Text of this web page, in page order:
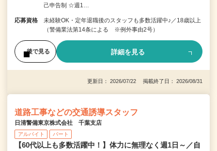
己申告制 ☆週1…
応募資格
未経験OK・定年退職後のスタッフも多数活躍中♪／18歳以上
（警備業法第14条による ※例外事由2号）
後で見る 詳細を見る
更新日： 2026/07/22 掲載終了日： 2026/08/31
道路工事などの交通誘導スタッフ
日清警備東京株式会社 千葉支店
アルバイト パート
【60代以上も多数活躍中！】体力に無理なく週1日～／自